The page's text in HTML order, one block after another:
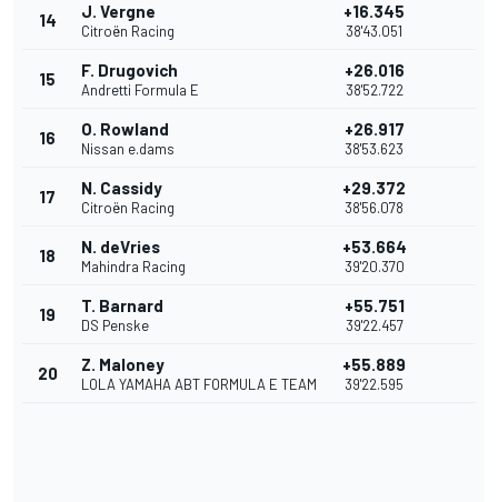
14 J. Vergne
Citroën Racing
+16.345
38'43.051
15 F. Drugovich
Andretti Formula E
+26.016
38'52.722
16 O. Rowland
Nissan e.dams
+26.917
38'53.623
17 N. Cassidy
Citroën Racing
+29.372
38'56.078
18 N. deVries
Mahindra Racing
+53.664
39'20.370
19 T. Barnard
DS Penske
+55.751
39'22.457
20 Z. Maloney
LOLA YAMAHA ABT FORMULA E TEAM
+55.889
39'22.595